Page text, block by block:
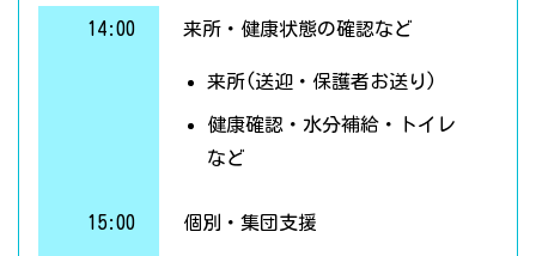
14:00 来所・健康状態の確認など
来所(送迎・保護者お送り)
健康確認・水分補給・トイレ
など
15:00 個別・集団支援